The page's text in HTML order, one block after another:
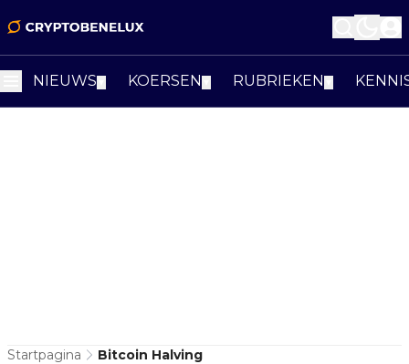
NIEUWS KOERSEN RUBRIEKEN
Startpagina Bitcoin Halving